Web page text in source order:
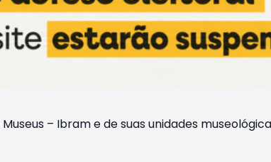
– Ibram e de suas unidades